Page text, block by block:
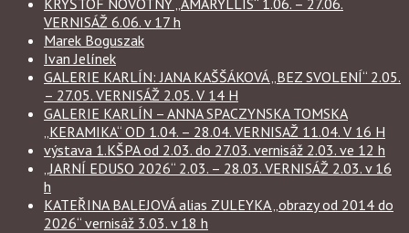
KRYŠTOF NOVOTNÝ „AMARYLLIS“ 1.06. – 27.06.
VERNISÁŽ 6.06. v 17 h
Marek Boguszak
Ivan Jelínek
GALERIE KARLÍN: JANA KAŠŠÁKOVÁ „BEZ SVOLENÍ“ 2.05.
– 27.05. VERNISÁŽ 2.05. V 14 H
GALERIE KARLÍN – ANNA SPACZYNSKA TOMSKA
„KERAMIKA“ OD 1.04. – 28.04. VERNISAŽ 11.04. V 16 H
výstava 1.KŠPA od 2.03. do 27.03. vernisáž 2.03. ve 12 h
„JARNÍ EDUSO 2026“ 2.03. – 28.03. VERNISÁŽ 2.03. v 16
h
KATEŘINA BALEJOVÁ alias ZULEYKA „obrazy od 2014 do
2026“ vernisáž 3.03. v 18 h